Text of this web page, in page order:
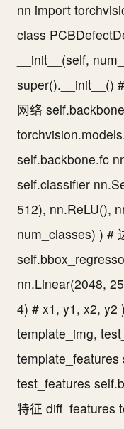
nn import
class
__init__(self,
super().__init__()
网络 self.backbone
self.backbone.fc
self.classifier
512), nn.ReLU(),
num_classes) ) #
nn.Linear(2048,
4) # x1, y1, x2, y2
template_img,
test_features
特征 diff_features